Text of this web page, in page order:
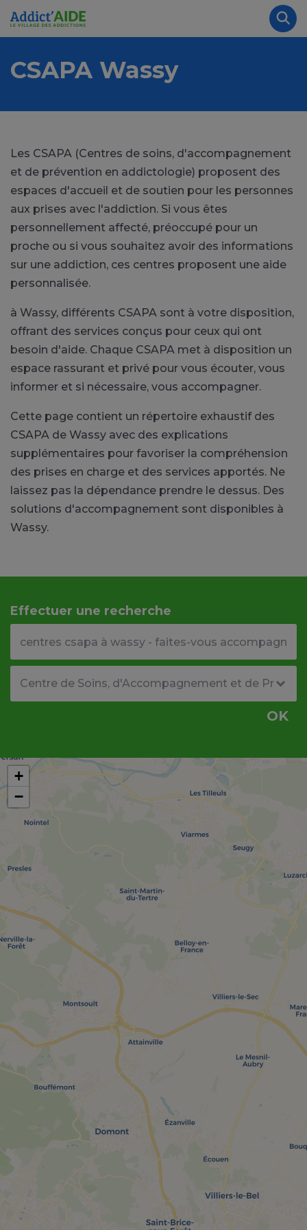
Aller au contenu principal
CSAPA Wassy
Les CSAPA (Centres de soins, d'accompagnement
et de prévention en addictologie) proposent des
espaces d'accueil et de soutien pour les personnes
aux prises avec l'addiction. Si vous êtes
personnellement affecté, préoccupé pour un
proche ou si vous souhaitez avoir des informations
sur une addiction, ces centres proposent une aide
personnalisée.
à Wassy, différents CSAPA sont à votre disposition,
offrant des services conçus pour ceux qui ont
besoin d'aide. Chaque CSAPA met à disposition un
espace rassurant et privé pour vous écouter, vous
informer et si nécessaire, vous accompagner.
Cette page contient un répertoire exhaustif des
CSAPA de Wassy avec des explications
supplémentaires pour favoriser la compréhension
des prises en charge et des services apportés. Ne
laissez pas la dépendance prendre le dessus. Des
solutions d'accompagnement sont disponibles à
Wassy.
Effectuer une recherche
OK
+
−
Panneau de gestion des cookies